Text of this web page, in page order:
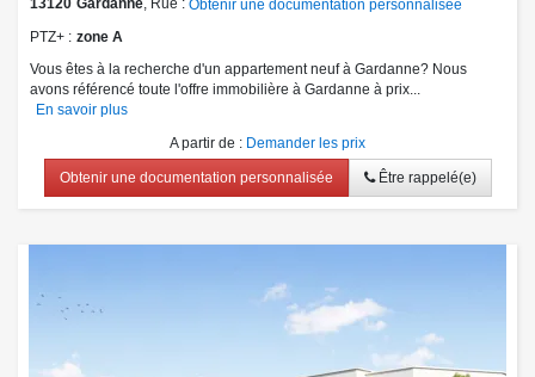
13120 Gardanne, Rue : Obtenir une documentation personnalisée
PTZ+
zone A
Vous êtes à la recherche d'un appartement neuf à Gardanne? Nous
avons référencé toute l'offre immobilière à Gardanne à prix...
En savoir plus
A partir de : Demander les prix
Obtenir une documentation personnalisée Être rappelé(e)